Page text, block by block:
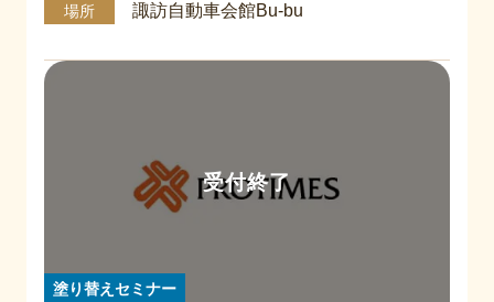
場所 諏訪自動車会館Bu-bu
塗り替えセミナー